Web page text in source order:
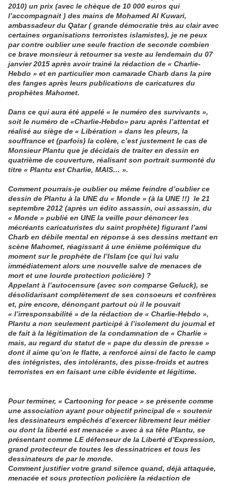
2010) un prix (avec le chèque de 10 000 euros qui
l’accompagnait ) des mains de Mohamed Al Kuwari,
ambassadeur du Qatar ( grande démocratie très au clair avec
certaines organisations terroristes islamistes), je ne peux
par contre oublier une seule fraction de seconde combien
ce brave monsieur à retourner sa veste au lendemain du 07
janvier 2015 après avoir trainé la rédaction de « Charlie-
Hebdo » et en particulier mon camarade Charb dans la pire
des fanges après leurs publications de caricatures du
prophètes Mahomet.
Dans ce qui aura été appelé « le numéro des survivants »,
soit le numéro de «Charlie-Hebdo» paru après l’attentat et
réalisé au siège de « Libération » dans les pleurs, la
souffrance et (parfois) la colère, c’est justement le cas de
Monsieur Plantu que je décidais de traiter en dessin en
quatrième de couverture, réalisant son portrait surmonté du
titre « Plantu est Charlie, MAIS… ».
Comment pourrais-je oublier ou même feindre d’oublier ce
dessin de Plantu à la UNE du « Monde » (à la UNE !!) le 21
septembre 2012 (après un édito assassin, oui assassin, du
« Monde » publié en UNE la veille pour dénoncer les
mécréants caricaturistes du saint prophète) figurant l’ami
Charb en débile mental en réponse à ses dessins mettant en
scène Mahomet, réagissant à une énième polémique du
moment sur le prophète de l’Islam (ce qui lui valu
immédiatement alors une nouvelle salve de menaces de
mort et une lourde protection policière) ?
Appelant à l’autocensure (avec son comparse Geluck), se
désolidarisant complètement de ses consoeurs et confrères
et, pire encore, dénonçant partout où il le pouvait
« l’irresponsabilité » de la rédaction de « Charlie-Hebdo »,
Plantu a non seulement participé à l’isolement du journal et
de fait à la légitimation de la condamnation de « Charlie »
mais, au regard du statut de « pape du dessin de presse »
dont il aime qu’on le flatte, a renforcé ainsi de facto le camp
des intégristes, des intolérants, des pisse-froids et autres
terroristes en en faisant une cible évidente et légitime.
Pour terminer, « Cartooning for peace » se présente comme
une association ayant pour objectif principal de « soutenir
les dessinateurs empêchés d’exercer librement leur métier
ou dont la liberté est menacée » avec à sa tête Plantu, se
présentant comme LE défenseur de la Liberté d’Expression,
grand protecteur de toutes les dessinatrices et tous les
dessinateurs de par le monde.
Comment justifier votre grand silence quand, déjà attaquée,
menacée et sous protection policière la rédaction de